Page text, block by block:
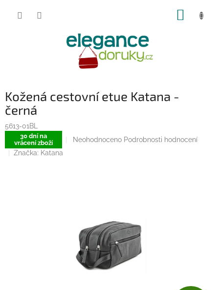
Kožená cestovní etue Katana -
černá
5613-01BL
30 dní na
vrácení zboží
Průměrné
Neohodnoceno Podrobnosti hodnocení
Značka: Katana